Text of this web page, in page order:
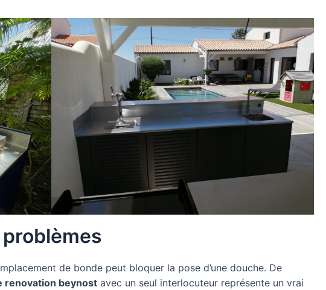
de bonde peut bloquer la pose d’une douche. De
renovation beynost avec un seul interlocuteur représente un vrai